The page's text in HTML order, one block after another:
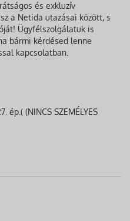
és exkluzív
a Netida utazásai között, s
Ügyfélszolgálatuk is
bármi kérdésed lenne
kapcsolatban.
ép.( (NINCS SZEMÉLYES